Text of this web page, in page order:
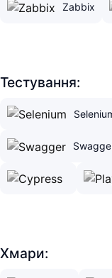
Zabbix
Тестування:
Хмари: